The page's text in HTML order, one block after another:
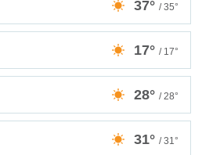
37° / 35°
17° / 17°
28° / 28°
31° / 31°